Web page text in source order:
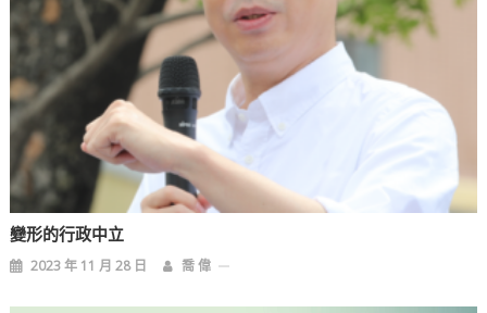
變形的行政中立
2023 年 11 月 28 日 喬 偉